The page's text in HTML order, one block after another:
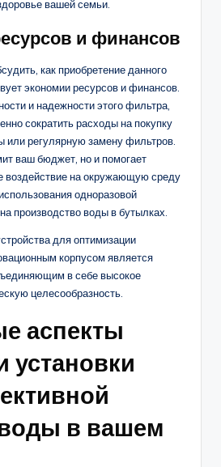
вашей семьи.
и финансов
как приобретение данного
экономии ресурсов и финансов.
и надежности этого фильтра,
сократить расходы на покупку
или регулярную замену фильтров.
ваш бюджет, но и помогает
воздействие на окружающую среду
одноразовой
производство воды в бутылках.
для оптимизации
корпусом является
в себе высокое
целесообразность.
аспекты
установки
в вашем